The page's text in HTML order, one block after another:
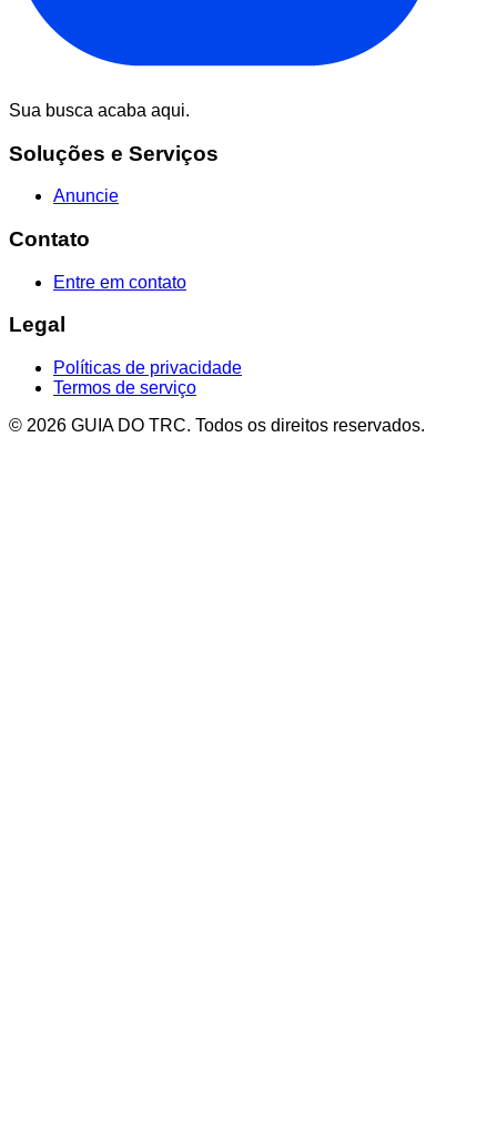
Sua busca acaba aqui.
Soluções e Serviços
Anuncie
Contato
Entre em contato
Legal
Políticas de privacidade
Termos de serviço
© 2026 GUIA DO TRC. Todos os direitos reservados.